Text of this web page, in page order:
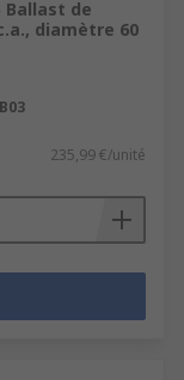
Ballast de
diamètre 60
235,99 €/unité